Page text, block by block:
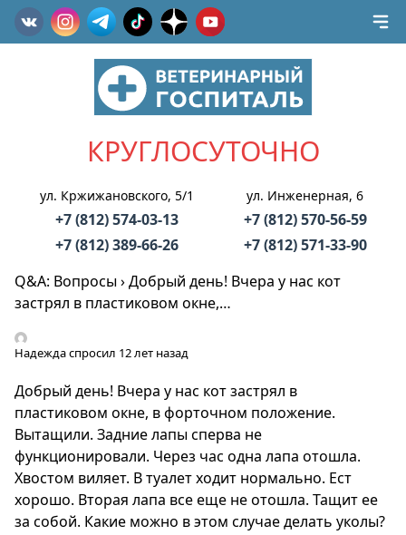
КРУГЛОСУТОЧНО
ул. Кржижановского, 5/1
+7 (812) 574-03-13
+7 (812) 389-66-26
ул. Инженерная, 6
+7 (812) 570-56-59
+7 (812) 571-33-90
Q&A: Вопросы›Добрый день! Вчера у нас кот
застрял в пластиковом окне,…
Надеждаспросил 12 лет назад
Добрый день! Вчера у нас кот застрял в
пластиковом окне, в форточном положение.
Вытащили. Задние лапы сперва не
функционировали. Через час одна лапа отошла.
Хвостом виляет. В туалет ходит нормально. Ест
хорошо. Вторая лапа все еще не отошла. Тащит ее
за собой. Какие можно в этом случае делать уколы?